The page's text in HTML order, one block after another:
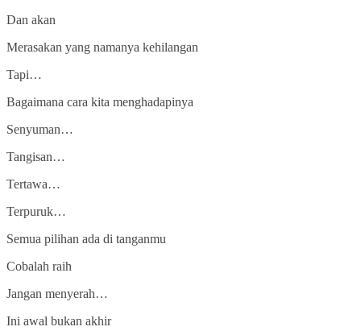
Dan akan
Merasakan yang namanya kehilangan
Tapi…
Bagaimana cara kita menghadapinya
Senyuman…
Tangisan…
Tertawa…
Terpuruk…
Semua pilihan ada di tanganmu
Cobalah raih
Jangan menyerah…
Ini awal bukan akhir